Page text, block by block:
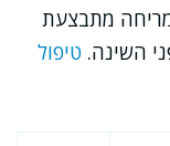
מתבצעת
השינה. טיפול